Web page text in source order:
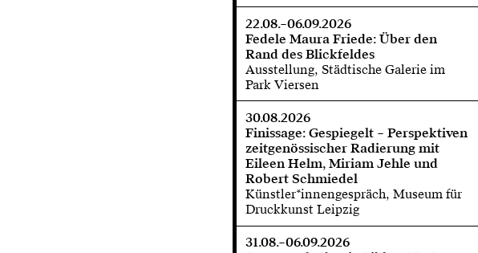
22.08.–06.09.2026
Fedele Maura Friede: Über den
Rand des Blickfeldes
Ausstellung, Städtische Galerie im
Park Viersen
30.08.2026
Finissage: Gespiegelt – Perspektiven
zeitgenössischer Radierung mit
Eileen Helm, Miriam Jehle und
Robert Schmiedel
Künstler*innengespräch, Museum für
Druckkunst Leipzig
31.08.–06.09.2026